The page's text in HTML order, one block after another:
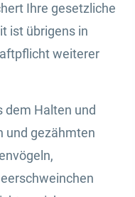
Ihre gesetzliche
ist übrigens in
weiterer
dem Halten und
und gezähmten